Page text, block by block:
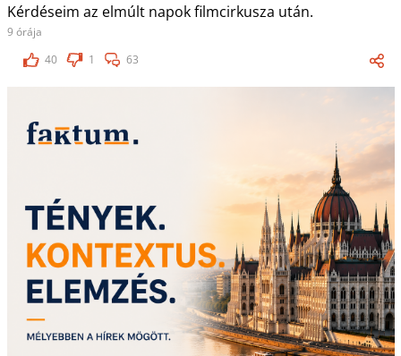
Kérdéseim az elmúlt napok filmcirkusza után.
9 órája
40
1 63